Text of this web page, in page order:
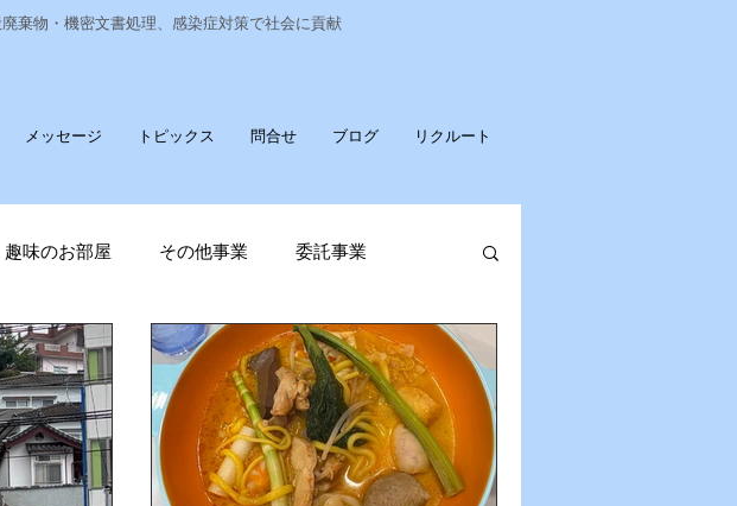
棄物・機密文書処理、感染症対策で社会に貢献
メッセージ トピックス 問合せ ブログ リクルート
趣味のお部屋 その他事業 委託事業
福祉部門 新発売 ポータブル蓄電池
廃棄物収集運搬 TOPお知らせ